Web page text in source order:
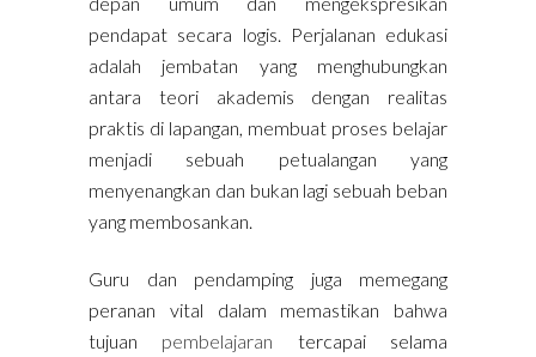
pendapat secara logis. Perjalanan edukasi
adalah jembatan yang menghubungkan
antara teori akademis dengan realitas
praktis di lapangan, membuat proses belajar
menjadi sebuah petualangan yang
menyenangkan dan bukan lagi sebuah beban
yang membosankan.
Guru dan pendamping juga memegang
peranan vital dalam memastikan bahwa
tujuan pembelajaran tercapai selama